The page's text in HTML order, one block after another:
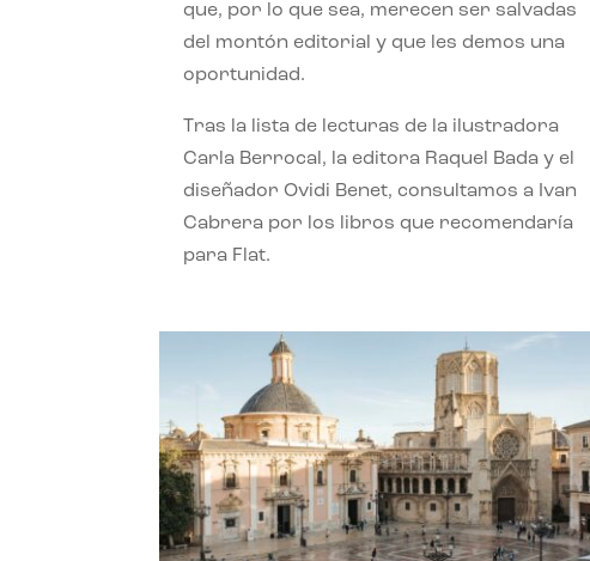
que, por lo que sea, merecen ser salvadas
del montón editorial y que les demos una
oportunidad.
Tras la lista de lecturas de la ilustradora
Carla Berrocal, la editora Raquel Bada y el
diseñador Ovidi Benet, consultamos a Ivan
Cabrera por los libros que recomendaría
para Flat.